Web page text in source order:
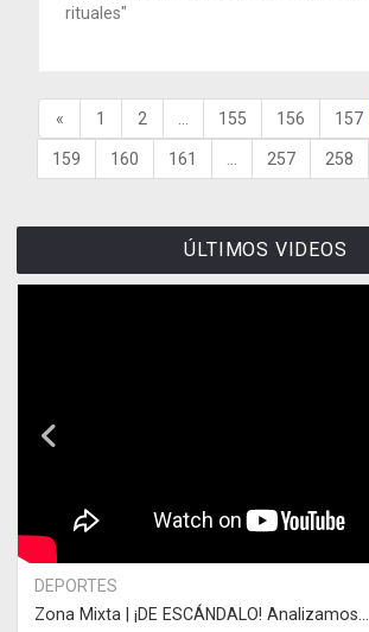
rituales"
« 1 2 155 156 157
159 160 161 257 258
ÚLTIMOS VIDEOS
DEPORTES
Zona Mixta | ¡DE ESCÁNDALO! Analizamos...